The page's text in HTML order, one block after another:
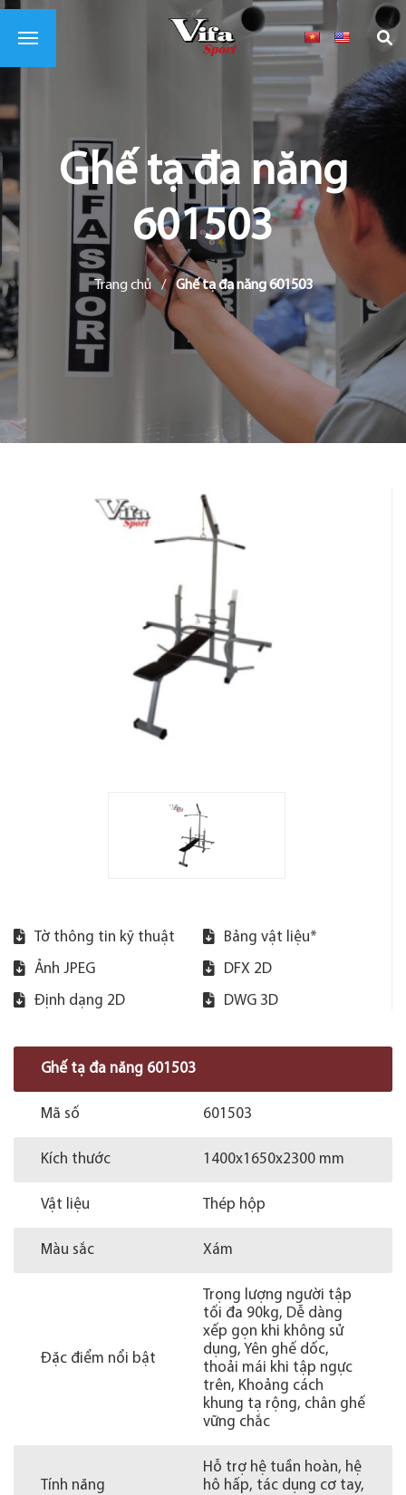
Ghế tạ đa năng
601503
Trang chủ / Ghế tạ đa năng 601503
Tờ thông tin kỹ thuật Bảng vật liệu*
Ảnh JPEG DFX 2D
Định dạng 2D DWG 3D
Ghế tạ đa năng 601503
Mã số 601503
Kích thước 1400x1650x2300 mm
Vật liệu Thép hộp
Màu sắc Xám
Đặc điểm nổi bật
Trọng lượng người tập
tối đa 90kg, Dễ dàng
xếp gọn khi không sử
dụng, Yên ghế dốc,
thoải mái khi tập ngực
trên, Khoảng cách
khung tạ rộng, chân ghế
vững chắc
Tính năng
Hỗ trợ hệ tuần hoàn, hệ
hô hấp, tác dụng cơ tay,